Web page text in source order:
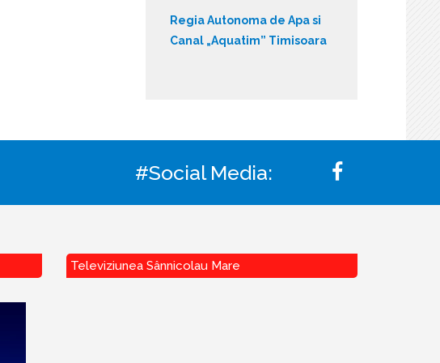
Regia Autonoma de Apa si
Canal „Aquatim” Timisoara
#Social Media:
Televiziunea Sânnicolau Mare